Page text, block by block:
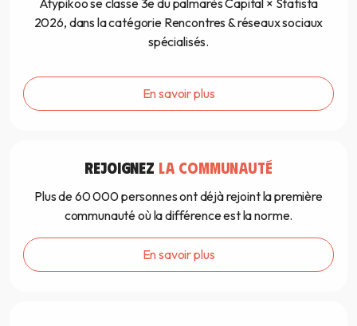
Atypikoo se classe 3e du palmarès Capital × Statista
2026, dans la catégorie Rencontres & réseaux sociaux
spécialisés.
En savoir plus
REJOIGNEZ LA COMMUNAUTÉ
Plus de 60 000 personnes ont déjà rejoint la première
communauté où la différence est la norme.
En savoir plus